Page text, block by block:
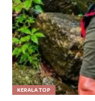
KERALA TOP